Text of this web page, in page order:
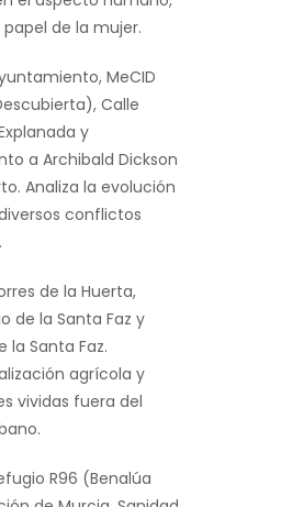
de la mujer.
MeCID
Calle
y
a Archibald Dickson
Analiza la evolución
conflictos
de la Huerta,
de la Santa Faz y
la Santa Faz.
agrícola y
vividas fuera del
R96 (Benalúa